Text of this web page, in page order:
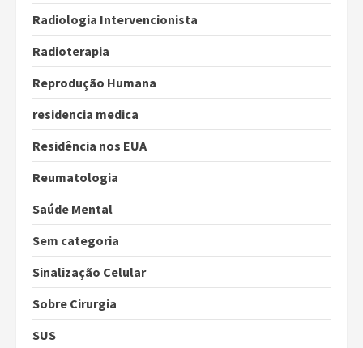
Radiologia Intervencionista
Radioterapia
Reprodução Humana
residencia medica
Residência nos EUA
Reumatologia
Saúde Mental
Sem categoria
Sinalização Celular
Sobre Cirurgia
SUS